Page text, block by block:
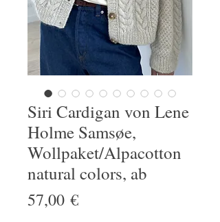
Siri Cardigan von Lene
Holme Samsøe,
Wollpaket/Alpacotton
natural colors, ab
57,00 €Preis